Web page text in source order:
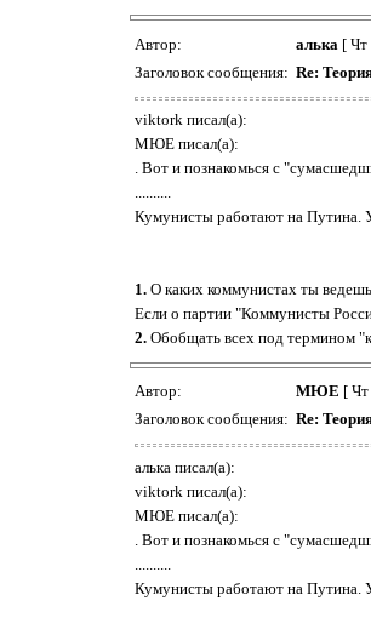
Автор: алька [ Чт
Заголовок сообщения: Re:
viktork писал(а):
МЮЕ писал(а):
. Вот и познакомься с
..........
Кумунисты работают на Путина.
1. О каких коммунистах ты
Если о партии "Коммунисты
2. Обобщать всех под термином
Автор: МЮЕ [
Заголовок сообщения: Re:
алька писал(а):
viktork писал(а):
МЮЕ писал(а):
. Вот и познакомься с
Кумунисты работают на Путина.